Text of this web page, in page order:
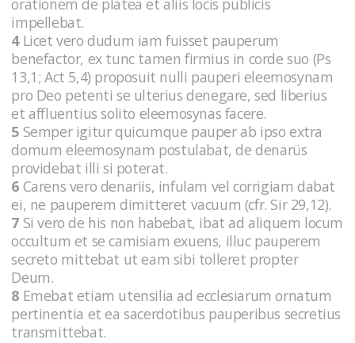
orationem de platea et aliis locis publicis
impellebat.
4Licet vero dudum iam fuisset pauperum
benefactor, ex tunc tamen firmius in corde suo (Ps
13,1; Act 5,4) proposuit nulli pauperi eleemosynam
pro Deo petenti se ulterius denegare, sed liberius
et affluentius solito eleemosynas facere.
5 Semper igitur quicumque pauper ab ipso extra
domum eleemosynam postulabat, de denarüs
providebat illi si poterat.
6 Carens vero denariis, infulam vel corrigiam dabat
ei, ne pauperem dimitteret vacuum (cfr. Sir 29,12).
7 Si vero de his non habebat, ibat ad aliquem locum
occultum et se camisiam exuens, illuc pauperem
secreto mittebat ut eam sibi tolleret propter
Deum.
8 Emebat etiam utensilia ad ecclesiarum ornatum
pertinentia et ea sacerdotibus pauperibus secretius
transmittebat.